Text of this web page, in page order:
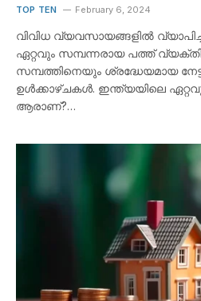
TOP TEN February 6, 2024
വിവിധ വ്യവസായങ്ങളിൽ
ഏറ്റവും സമ്പന്നരായ പത്ത്
സമ്പത്തിനെയും ശ്രദ്ധേയമായ
ഉൾക്കാഴ്ചകൾ. ഇന്ത്യയിലെ
ആരാണ്?…